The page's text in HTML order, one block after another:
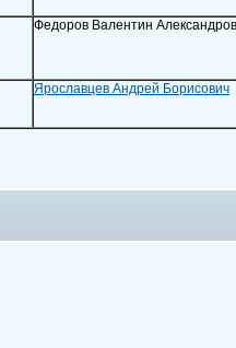
Федоров Валентин
Ярославцев Андрей Борисович